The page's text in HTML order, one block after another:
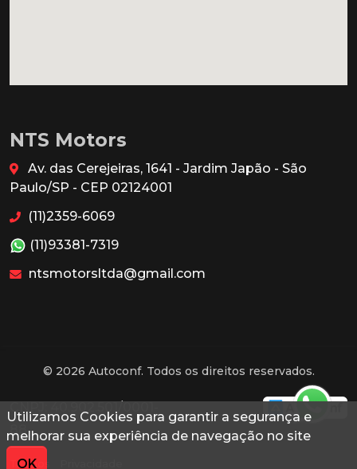
Utilizamos Cookies para garantir a segurança e
melhorar sua experiência de navegação no site
OK
NTS Motors
Av. das Cerejeiras, 1641 - Jardim Japão - São
Paulo/SP - CEP 02124001
(11)2359-6069
(11)93381-7319
ntsmotorsltda@gmail.com
© 2026 Autoconf. Todos os direitos reservados.
Termos